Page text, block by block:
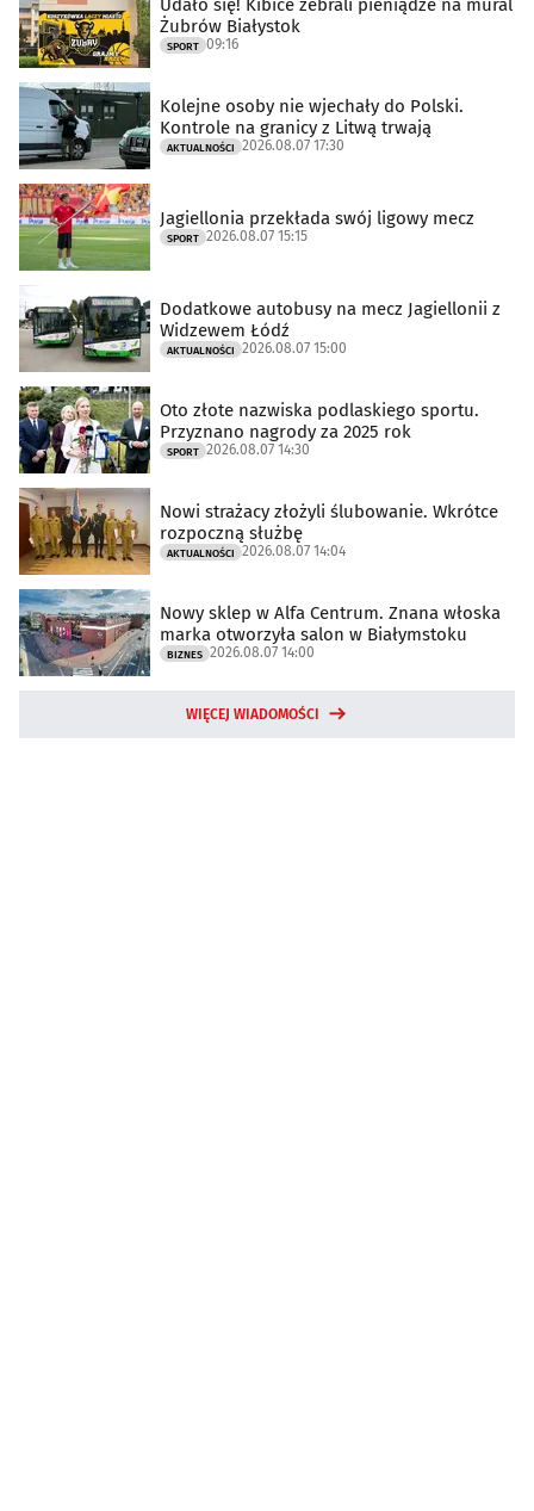
Udało się! Kibice zebrali pieniądze na mural
Żubrów Białystok
SPORT 09:16
Kolejne osoby nie wjechały do Polski.
Kontrole na granicy z Litwą trwają
AKTUALNOŚCI 2026.08.07 17:30
Jagiellonia przekłada swój ligowy mecz
SPORT 2026.08.07 15:15
Dodatkowe autobusy na mecz Jagiellonii z
Widzewem Łódź
AKTUALNOŚCI 2026.08.07 15:00
Oto złote nazwiska podlaskiego sportu.
Przyznano nagrody za 2025 rok
SPORT 2026.08.07 14:30
Nowi strażacy złożyli ślubowanie. Wkrótce
rozpoczną służbę
AKTUALNOŚCI 2026.08.07 14:04
Nowy sklep w Alfa Centrum. Znana włoska
marka otworzyła salon w Białymstoku
BIZNES 2026.08.07 14:00
WIĘCEJ WIADOMOŚCI